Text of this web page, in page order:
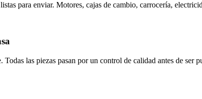
para enviar. Motores, cajas de cambio, carrocería,
las piezas pasan por un control de calidad antes de ser